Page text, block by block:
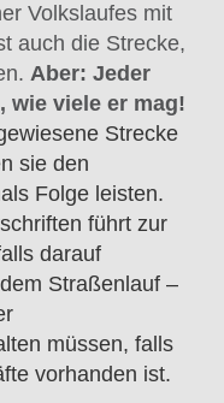
Volkslaufes mit
auch die Strecke,
Aber: Jeder
wie viele er mag!
Strecke
sie den
Folge leisten.
führt zur
darauf
Straßenlauf –
müssen, falls
vorhanden ist.